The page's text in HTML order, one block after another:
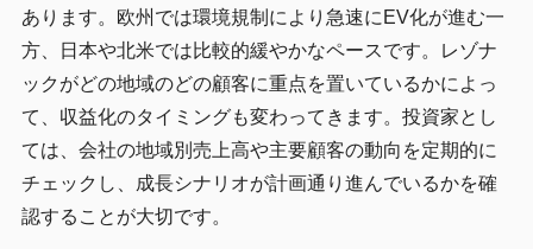
あります。欧州では環境規制により急速にEV化が進む一
方、日本や北米では比較的緩やかなペースです。レゾナ
ックがどの地域のどの顧客に重点を置いているかによっ
て、収益化のタイミングも変わってきます。投資家とし
ては、会社の地域別売上高や主要顧客の動向を定期的に
チェックし、成長シナリオが計画通り進んでいるかを確
認することが大切です。